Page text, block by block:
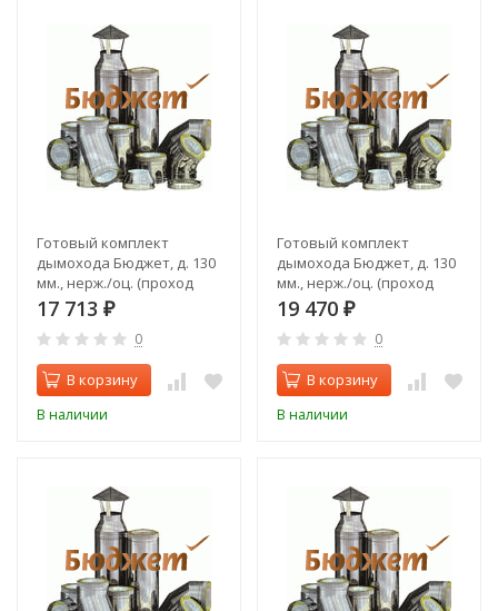
Готовый комплект
дымохода Бюджет, д. 130
мм., нерж./оц. (проход
через крышу, верхний
выход)
17 713 ₽
0
В корзину
В наличии
Готовый комплект
дымохода Бюджет, д. 130
мм., нерж./оц. (проход
через крышу, задний
выход)
19 470 ₽
0
В корзину
В наличии